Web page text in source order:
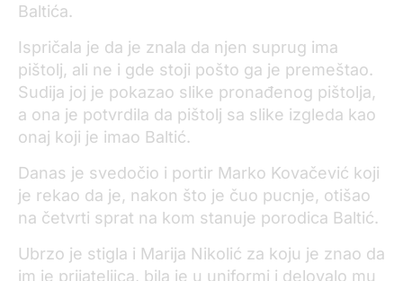
Baltića.
Ispričala je da je znala da njen suprug ima
pištolj, ali ne i gde stoji pošto ga je premeštao.
Sudija joj je pokazao slike pronađenog pištolja,
a ona je potvrdila da pištolj sa slike izgleda kao
onaj koji je imao Baltić.
Danas je svedočio i portir Marko Kovačević koji
je rekao da je, nakon što je čuo pucnje, otišao
na četvrti sprat na kom stanuje porodica Baltić.
Ubrzo je stigla i Marija Nikolić za koju je znao da
im je prijateljica, bila je u uniformi i delovalo mu